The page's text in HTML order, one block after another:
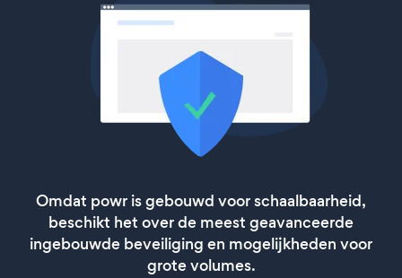
Omdat powr is gebouwd voor schaalbaarheid,
beschikt het over de meest geavanceerde
ingebouwde beveiliging en mogelijkheden voor
grote volumes.